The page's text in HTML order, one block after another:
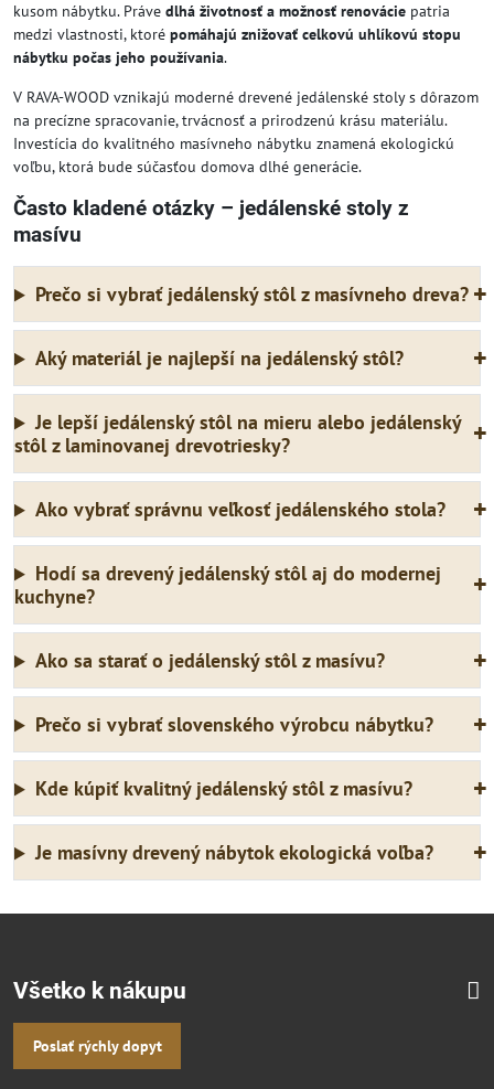
kusom nábytku. Práve dlhá životnosť a možnosť renovácie patria
medzi vlastnosti, ktoré pomáhajú znižovať celkovú uhlíkovú stopu
nábytku počas jeho používania.
V RAVA-WOOD vznikajú moderné drevené jedálenské stoly s dôrazom
na precízne spracovanie, trvácnosť a prirodzenú krásu materiálu.
Investícia do kvalitného masívneho nábytku znamená ekologickú
voľbu, ktorá bude súčasťou domova dlhé generácie.
Často kladené otázky – jedálenské stoly z
masívu
Prečo si vybrať jedálenský stôl z masívneho dreva?
Aký materiál je najlepší na jedálenský stôl?
Je lepší jedálenský stôl na mieru alebo jedálenský
stôl z laminovanej drevotriesky?
Ako vybrať správnu veľkosť jedálenského stola?
Hodí sa drevený jedálenský stôl aj do modernej
kuchyne?
Ako sa starať o jedálenský stôl z masívu?
Prečo si vybrať slovenského výrobcu nábytku?
Kde kúpiť kvalitný jedálenský stôl z masívu?
Je masívny drevený nábytok ekologická voľba?
Všetko k nákupu
Poslať rýchly dopyt